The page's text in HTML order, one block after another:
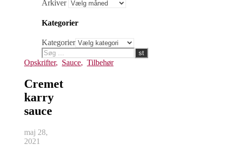
Arkiver
Kategorier
Kategorier
Opskrifter, Sauce, Tilbehør
Cremet
karry
sauce
maj 28,
2021